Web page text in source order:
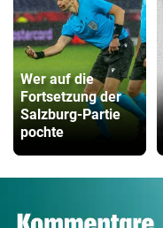
Wer auf die
Fortsetzung der
Salzburg-Partie
pochte